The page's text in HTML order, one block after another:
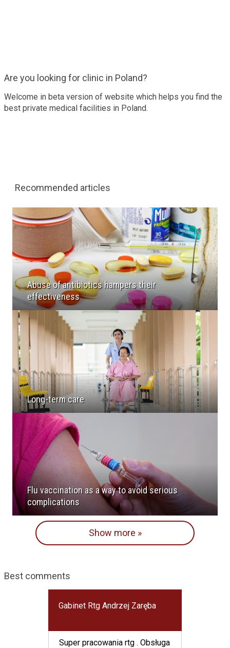
Are you looking for clinic in Poland?
Welcome in beta version of website which helps you find the
best private medical facilities in Poland.
Recommended articles
Abuse of antibiotics hampers their
effectiveness
Long-term care
Flu vaccination as a way to avoid serious
complications
Show more »
Best comments
Gabinet Rtg Andrzej Zaręba
Super pracowania rtg . Obsługa